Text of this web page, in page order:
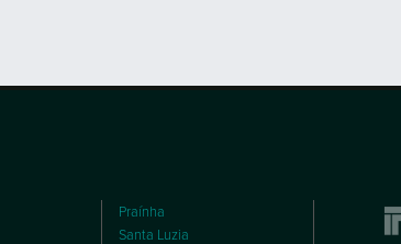
Praínha
Santa Luzia